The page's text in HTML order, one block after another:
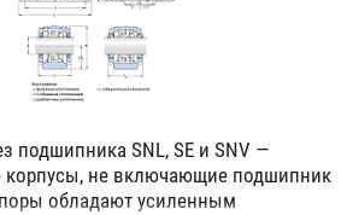
подшипника SNL, SE и SNV —
корпусы, не включающие подшипник
обладают усиленным